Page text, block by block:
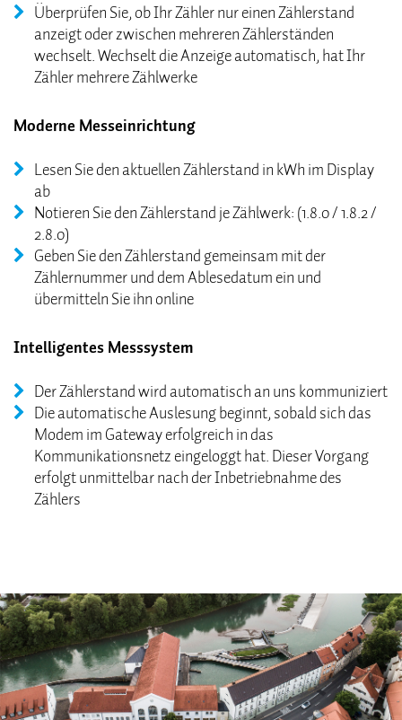
Überprüfen Sie, ob Ihr Zähler nur einen Zählerstand
anzeigt oder zwischen mehreren Zählerständen
wechselt. Wechselt die Anzeige automatisch, hat Ihr
Zähler mehrere Zählwerke
Moderne Messeinrichtung
Lesen Sie den aktuellen Zählerstand in kWh im Display
ab
Notieren Sie den Zählerstand je Zählwerk: (1.8.0 / 1.8.2 /
2.8.0)
Geben Sie den Zählerstand gemeinsam mit der
Zählernummer und dem Ablesedatum ein und
übermitteln Sie ihn online
Intelligentes Messsystem
Der Zählerstand wird automatisch an uns kommuniziert
Die automatische Auslesung beginnt, sobald sich das
Modem im Gateway erfolgreich in das
Kommunikationsnetz eingeloggt hat. Dieser Vorgang
erfolgt unmittelbar nach der Inbetriebnahme des
Zählers